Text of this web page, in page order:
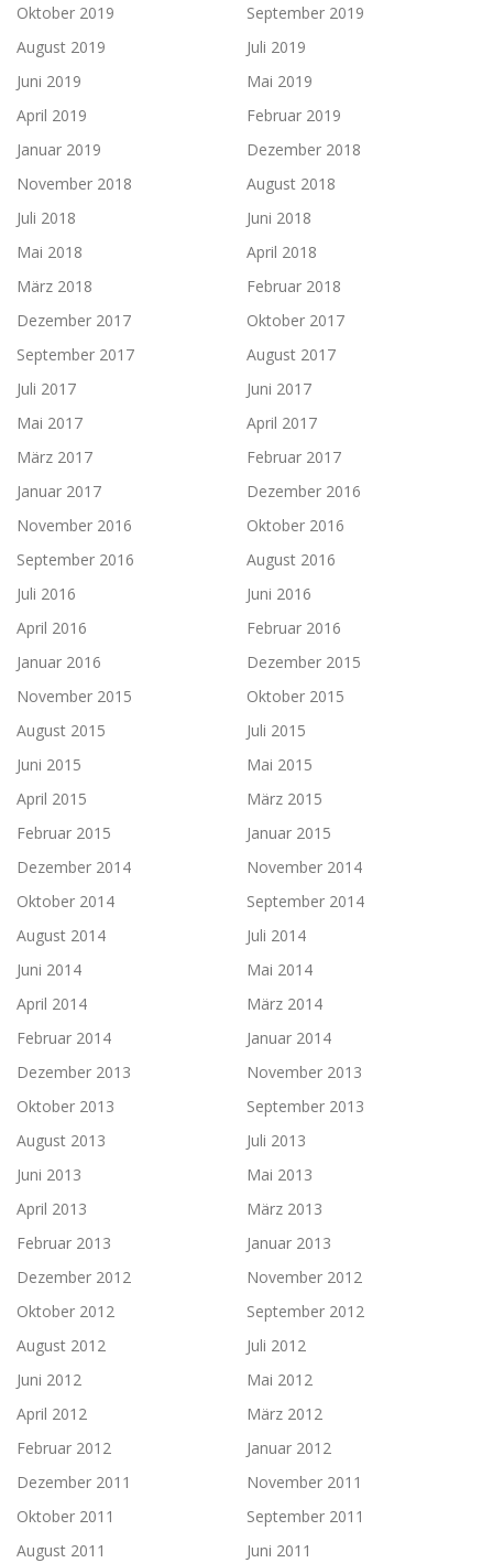
Oktober 2019
September 2019
August 2019
Juli 2019
Juni 2019
Mai 2019
April 2019
Februar 2019
Januar 2019
Dezember 2018
November 2018
August 2018
Juli 2018
Juni 2018
Mai 2018
April 2018
März 2018
Februar 2018
Dezember 2017
Oktober 2017
September 2017
August 2017
Juli 2017
Juni 2017
Mai 2017
April 2017
März 2017
Februar 2017
Januar 2017
Dezember 2016
November 2016
Oktober 2016
September 2016
August 2016
Juli 2016
Juni 2016
April 2016
Februar 2016
Januar 2016
Dezember 2015
November 2015
Oktober 2015
August 2015
Juli 2015
Juni 2015
Mai 2015
April 2015
März 2015
Februar 2015
Januar 2015
Dezember 2014
November 2014
Oktober 2014
September 2014
August 2014
Juli 2014
Juni 2014
Mai 2014
April 2014
März 2014
Februar 2014
Januar 2014
Dezember 2013
November 2013
Oktober 2013
September 2013
August 2013
Juli 2013
Juni 2013
Mai 2013
April 2013
März 2013
Februar 2013
Januar 2013
Dezember 2012
November 2012
Oktober 2012
September 2012
August 2012
Juli 2012
Juni 2012
Mai 2012
April 2012
März 2012
Februar 2012
Januar 2012
Dezember 2011
November 2011
Oktober 2011
September 2011
August 2011
Juni 2011